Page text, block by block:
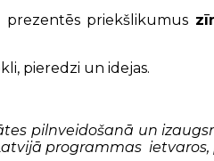
prezentēs priekšlikumus
pieredzi un idejas.
pilnveidošanā un
programmas ietvaros,